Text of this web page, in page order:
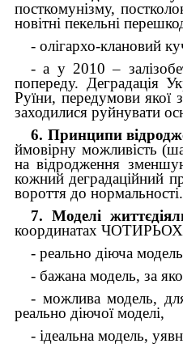
посткомунізму,
новітні пекельні
- олігархо-клановий
- а у 2010 –
попереду. Деградація
Руїни, передумови якої
заходилися руйнувати
6. Принципи
ймовірну можливість
на відродження
кожний деградаційний
вороття до
7. Моделі
координатах ЧОТИРЬОХ
- реально діюча
- бажана модель, за
- можлива модель,
реально діючої моделі,
- ідеальна модель,